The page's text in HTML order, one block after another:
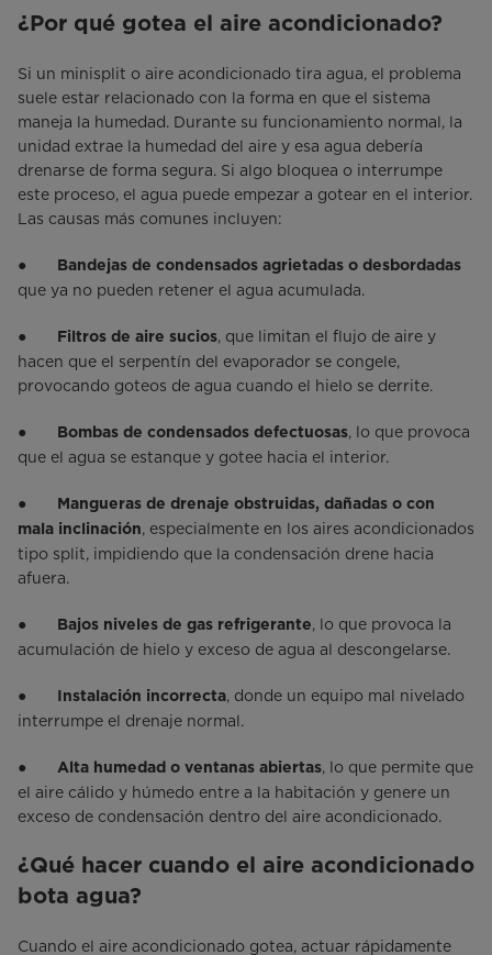
¿Por qué gotea el aire acondicionado?
Si un minisplit o aire acondicionado tira agua, el problema
suele estar relacionado con la forma en que el sistema
maneja la humedad. Durante su funcionamiento normal, la
unidad extrae la humedad del aire y esa agua debería
drenarse de forma segura. Si algo bloquea o interrumpe
este proceso, el agua puede empezar a gotear en el interior.
Las causas más comunes incluyen:
● Bandejas de condensados agrietadas o desbordadas
que ya no pueden retener el agua acumulada.
● Filtros de aire sucios, que limitan el flujo de aire y
hacen que el serpentín del evaporador se congele,
provocando goteos de agua cuando el hielo se derrite.
● Bombas de condensados defectuosas, lo que provoca
que el agua se estanque y gotee hacia el interior.
●
Mangueras de drenaje obstruidas, dañadas o con
mala inclinación, especialmente en los aires acondicionados
tipo split, impidiendo que la condensación drene hacia
afuera.
● Bajos niveles de gas refrigerante, lo que provoca la
acumulación de hielo y exceso de agua al descongelarse.
● Instalación incorrecta, donde un equipo mal nivelado
interrumpe el drenaje normal.
● Alta humedad o ventanas abiertas, lo que permite que
el aire cálido y húmedo entre a la habitación y genere un
exceso de condensación dentro del aire acondicionado.
¿Qué hacer cuando el aire acondicionado
bota agua?
Cuando el aire acondicionado gotea, actuar rápidamente